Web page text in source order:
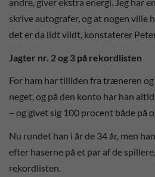
skrive autografer, og at nogen ville
det er da lidt vildt, konstaterer
Jagter nr. 2 og 3 på rekordlisten
For ham har tilliden fra træneren
neget, og på den konto har han
– og givet sig 100 procent både på
Nu rundet han i år de 34 år, men
efter haserne på et par af de
rekordlisten.